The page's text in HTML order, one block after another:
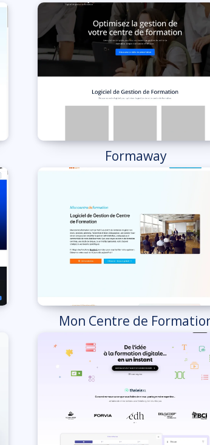
Formaway
Mon Centre de